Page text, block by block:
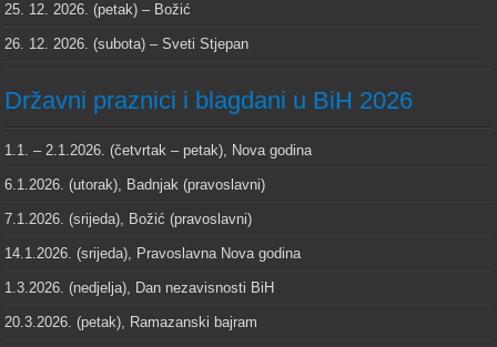
25. 12. 2026. (petak) – Božić
26. 12. 2026. (subota) – Sveti Stjepan
Državni praznici i blagdani u BiH 2026
1.1. – 2.1.2026. (četvrtak – petak), Nova godina
6.1.2026. (utorak), Badnjak (pravoslavni)
7.1.2026. (srijeda), Božić (pravoslavni)
14.1.2026. (srijeda), Pravoslavna Nova godina
1.3.2026. (nedjelja), Dan nezavisnosti BiH
20.3.2026. (petak), Ramazanski bajram